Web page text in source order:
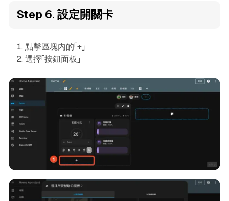
Step 6. 設定開關卡
點擊區塊內的「+」
選擇「按鈕面板」